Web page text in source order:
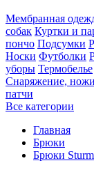
Мембранная
собак Куртки и
пончо Подсумки
Носки Футболки
уборы Термобелье
Снаряжение, ножи
патчи
Все категории
Главная
Брюки
Брюки